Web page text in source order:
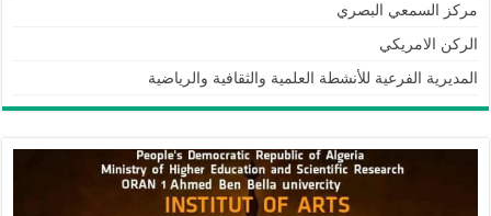
مركز السمعي البصري
الركن الامريكي
المديرية الفرعية للأنشطة العلمية والثقافية والرياضية